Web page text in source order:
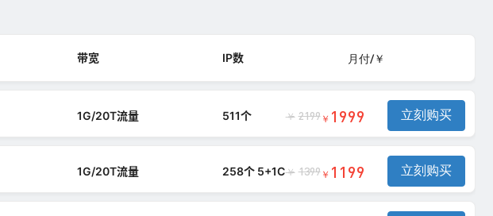
带宽 IP数 月付/￥
1G/20T流量 511个 ￥ 2199￥ 1999 立刻购买
1G/20T流量 258个 5+1C￥ 1399￥ 1199 立刻购买